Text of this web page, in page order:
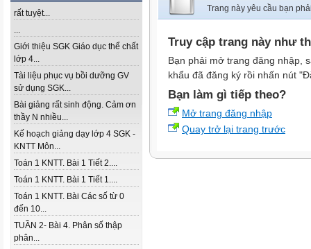
rất tuyệt...
...
Giới thiệu SGK Giáo dục thể chất
lớp 4...
Tài liệu phục vụ bồi dưỡng GV
sử dụng SGK...
Bài giảng rất sinh động. Cảm ơn
thầy N nhiều...
Kế hoạch giảng dạy lớp 4 SGK -
KNTT Môn...
Toán 1 KNTT. Bài 1 Tiết 2....
Toán 1 KNTT. Bài 1 Tiết 1....
Toán 1 KNTT. Bài Các số từ 0
đến 10...
TUẦN 2- Bài 4. Phân số thập
phân...
Trang này yêu cầu bạn
Truy cập trang này như
Bạn phải mở trang đăng nhập,
khẩu đã đăng ký rồi nhấn nút
Bạn làm gì tiếp theo?
Mở trang đăng nhập
Quay trở lại trang trước